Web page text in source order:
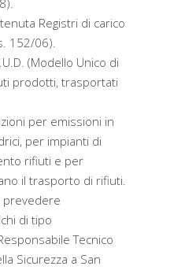
Registri di carico
152/06).
(Modello Unico di
prodotti, trasportati
per emissioni in
per impianti di
rifiuti e per
il trasporto di rifiuti.
prevedere
di tipo
Tecnico
Sicurezza a San